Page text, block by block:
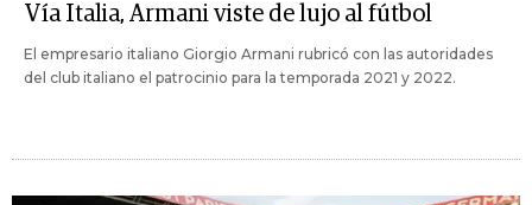
Vía Italia, Armani viste de lujo al fútbol
El empresario italiano Giorgio Armani rubricó con las autoridades
del club italiano el patrocinio para la temporada 2021 y 2022.